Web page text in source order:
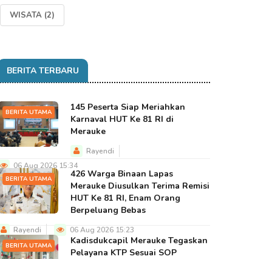
WISATA (2)
BERITA TERBARU
BERITA UTAMA
145 Peserta Siap Meriahkan
Karnaval HUT Ke 81 RI di
Merauke
Rayendi
06 Aug 2026 15:34
BERITA UTAMA
426 Warga Binaan Lapas
Merauke Diusulkan Terima Remisi
HUT Ke 81 RI, Enam Orang
Berpeluang Bebas
Rayendi 06 Aug 2026 15:23
BERITA UTAMA
Kadisdukcapil Merauke Tegaskan
Pelayana KTP Sesuai SOP